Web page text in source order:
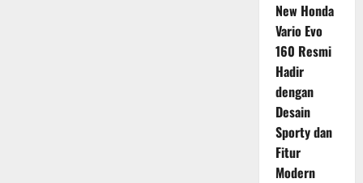
New Honda
Vario Evo
160 Resmi
Hadir
dengan
Desain
Sporty dan
Fitur
Modern